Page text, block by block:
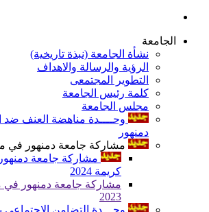
الجامعة
نشأة الجامعة (نبذة تاريخية)
الرؤية والرسالة والاهداف
التطوير المجتمعى
كلمة رئيس الجامعة
مجلس الجامعة
وحــــدة مناهضة العنف ضد
دمنهور
مشاركة جامعة دمنهور في
مشاركة جامعة
كريمة 2024
مشاركة جامعة دمنهور في
2023
وحـــدة التضامن الإجتماعى